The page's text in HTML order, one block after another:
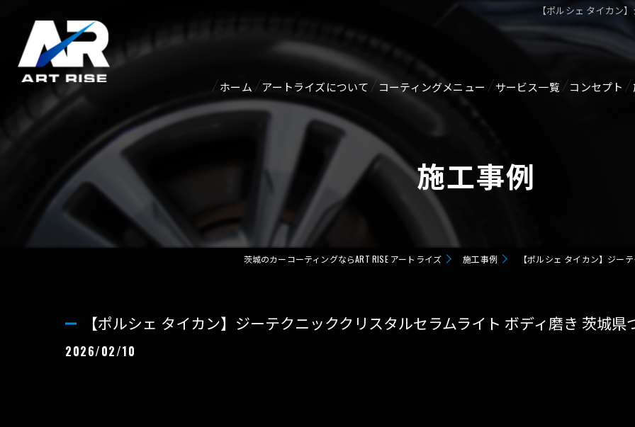
【ポルシェ タイカン
ホーム アートライズについて
紹介ページ
アクセス
コーティングメニュー
GTECHNIQセラミックコーティング
SERVFACESセラミックコーティング
GZOX HI MOHS COAT
GZOX GUARD GLAZE
gravice
サービス一覧
ヘッドライトリペア
未塗装樹脂コーティング
ペンキ除去
コンセプト
施工事例
茨城のカーコーティングならART RISE アートライズ 施工事例 【ポルシェ タイカン】ジー
【ポルシェ タイカン】ジーテクニッククリスタルセラムライト ボディ磨き 茨城県
2026/02/10